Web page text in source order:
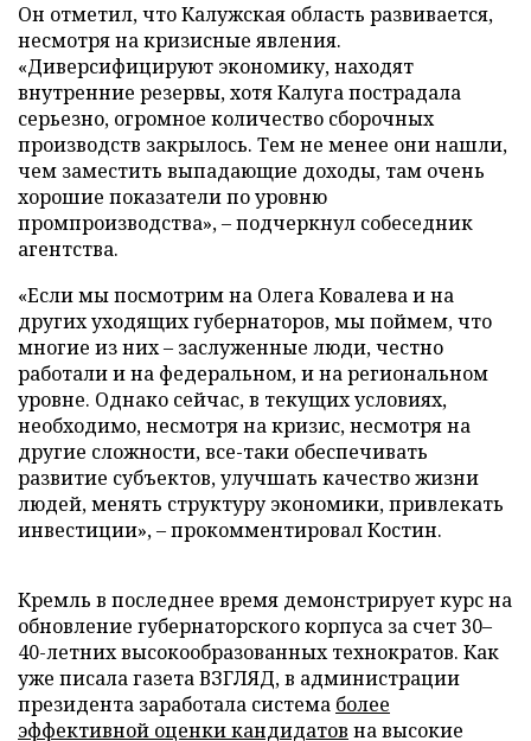
Он отметил, что Калужская область развивается,
несмотря на кризисные явления.
«Диверсифицируют экономику, находят
внутренние резервы, хотя Калуга пострадала
серьезно, огромное количество сборочных
производств закрылось. Тем не менее они нашли,
чем заместить выпадающие доходы, там очень
хорошие показатели по уровню
промпроизводства», – подчеркнул собеседник
агентства.
«Если мы посмотрим на Олега Ковалева и на
других уходящих губернаторов, мы поймем, что
многие из них – заслуженные люди, честно
работали и на федеральном, и на региональном
уровне. Однако сейчас, в текущих условиях,
необходимо, несмотря на кризис, несмотря на
другие сложности, все-таки обеспечивать
развитие субъектов, улучшать качество жизни
людей, менять структуру экономики, привлекать
инвестиции», – прокомментировал Костин.
Кремль в последнее время демонстрирует курс на
обновление губернаторского корпуса за счет 30–
40-летних высокообразованных технократов. Как
уже писала газета ВЗГЛЯД, в администрации
президента заработала система более
эффективной оценки кандидатов на высокие